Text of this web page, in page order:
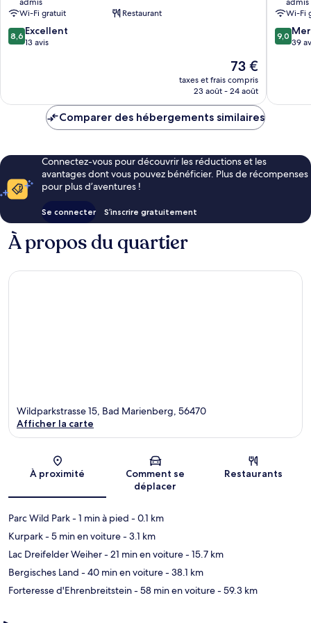
réduite
Westerwald
Obersteinebach
Wi-Fi gratuit
Restaurant
8.6
sur
8,6 Excellent
13 avis
Le
nouveau
prix
de
73 €
taxes et frais compris
23 août - 24 août
Wi-Fi
9.0
sur
9,0
39
Comparer des hébergements similaires
Connectez-vous pour découvrir les réductions et les
avantages dont vous pouvez bénéficier. Plus de récompenses
pour plus d’aventures !
Se connecter S’inscrire gratuitement
À propos du quartier
Carte
Wildparkstrasse 15, Bad Marienberg, 56470
Afficher la carte
À proximité
Comment se
déplacer
Restaurants
Parc Wild Park- 1 min à pied - 0.1 km
Kurpark- 5 min en voiture- 3.1 km
Lac Dreifelder Weiher- 21 min en voiture- 15.7 km
Bergisches Land - 40 min en voiture- 38.1 km
Forteresse d'Ehrenbreitstein- 58 min en voiture- 59.3 km